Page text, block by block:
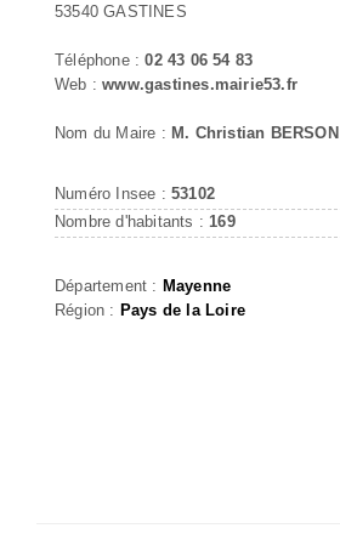
53540 GASTINES
Téléphone :02 43 06 54 83
Web :www.gastines.mairie53.fr
Nom du Maire : M. Christian BERSON
Numéro Insee : 53102
Nombre d'habitants : 169
Département : Mayenne
Région : Pays de la Loire